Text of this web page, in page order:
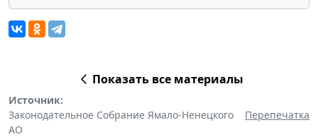
Показать все материалы
Источник:
Законодательное Собрание Ямало-Ненецкого
АО
Перепечатка